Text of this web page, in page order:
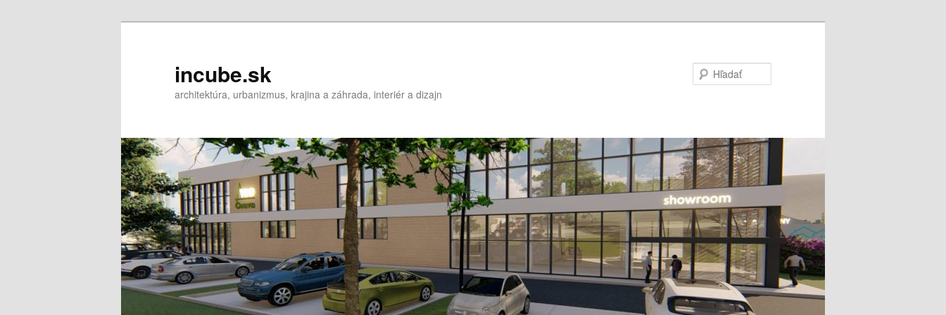
incube.sk
architektúra, urbanizmus, krajina a záhrada, interiér a dizajn